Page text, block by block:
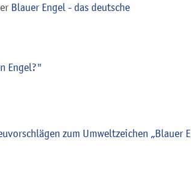
Blauer Engel - das deutsche
Engel?"
zum Umweltzeichen „Blauer E